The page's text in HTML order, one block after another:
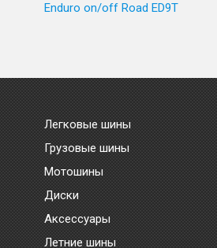
Enduro on/off Road ED9T
Легковые шины
Грузовые шины
Мотошины
Диски
Аксессуары
Летние шины